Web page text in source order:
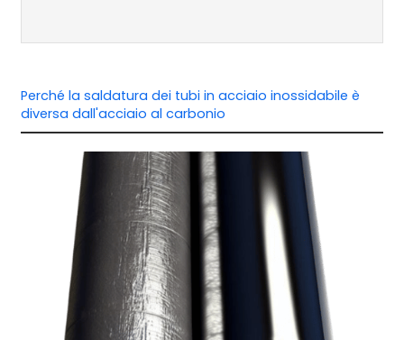
Perché la saldatura dei tubi in acciaio inossidabile è
diversa dall'acciaio al carbonio